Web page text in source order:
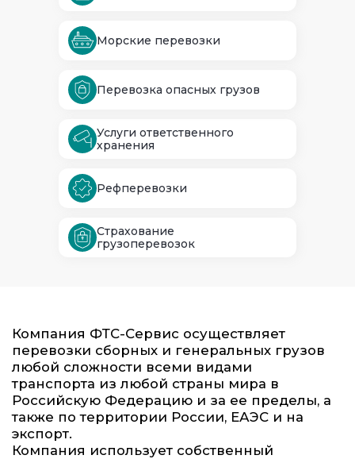
Страхование
грузоперевозок
Рефперевозки
Услуги ответственного
хранения
Перевозка опасных грузов
Морские перевозки
транспорт, включая контейнеры, фуры, ж/д
вагоны и автовозы, а также оказывает
экспедиторские услуги и осуществляет
ФТС-Сервис использует для управления
логистикой уникальное программное
BMS, которое позволило компании менее
чем за 5 лет занять позиции одного из
ведущих логистических операторов в
Заказать услугу